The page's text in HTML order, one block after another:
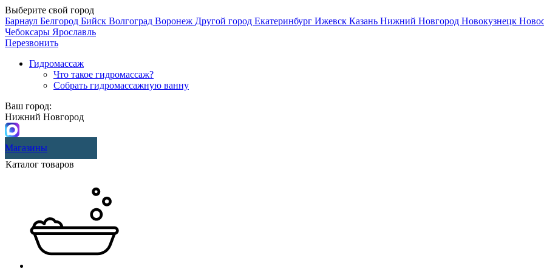
Выберите свой город
Барнаул Белгород Бийск Волгоград Воронеж Другой город Екатеринбург Ижевск Казань Нижний Новгород Новокузнецк
Чебоксары Ярославль
Перезвонить
Гидромассаж
Что такое гидромассаж?
Собрать гидромассажную ванну
Ваш город:
Нижний Новгород
Магазины
Каталог товаров